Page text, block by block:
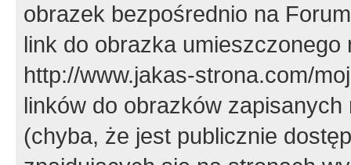
obrazek bezpośrednio na
link do obrazka
http://www.jakas-strona.com/
linków do obrazków
(chyba, że jest publicznie